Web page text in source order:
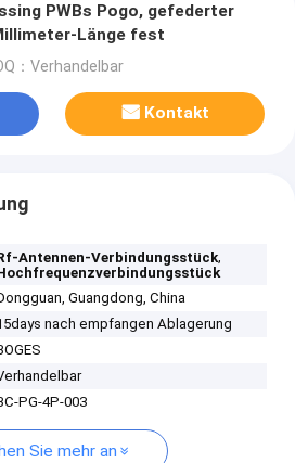
PWBs Pogo, gefederter
Länge fest
：Verhandelbar
Kontakt
Antennen-Verbindungsstück,
Guangdong, China
nach empfangen Ablagerung
PG-4P-003
Sie mehr an